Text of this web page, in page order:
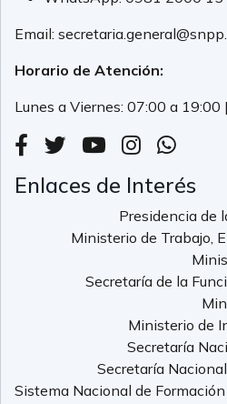
Email:
Horario de Atención:
Lunes a Viernes: 07:00 a
Enlaces de Interés
Presidencia de
Ministerio de Trabajo,
Secretaría de la
Ministerio de
Secretaría
Secretaría
Sistema Nacional de